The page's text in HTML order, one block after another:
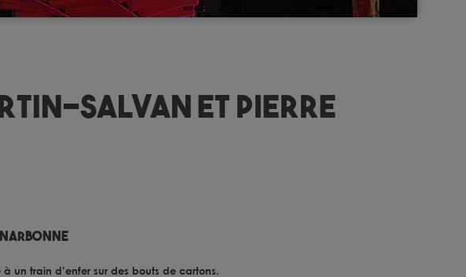
Salvan et Pierre
un train d’enfer sur des bouts de cartons.